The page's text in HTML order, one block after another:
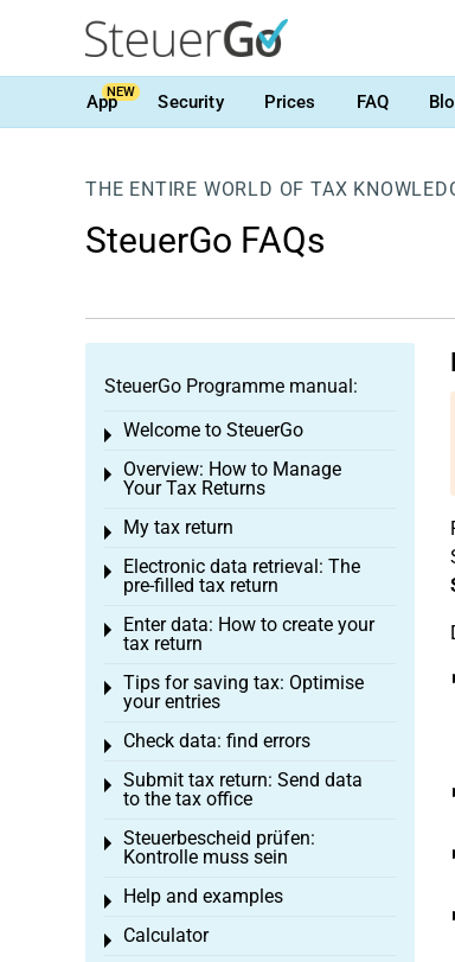
AppNEW Security Prices FAQ
THE ENTIRE WORLD OF TAX
SteuerGo FAQs
SteuerGo Programme manual:
Welcome to SteuerGo
Toggle menu
Overview: How to Manage
Your Tax Returns
Toggle menu
My tax return
Toggle menu
Electronic data retrieval: The
pre-filled tax return
Toggle menu
Enter data: How to create your
tax return
Toggle menu
Tips for saving tax: Optimise
your entries
Toggle menu
Check data: find errors
Toggle menu
Submit tax return: Send data
to the tax office
Toggle menu
Steuerbescheid prüfen:
Kontrolle muss sein
Toggle menu
Help and examples
Toggle menu
Calculator
Toggle menu